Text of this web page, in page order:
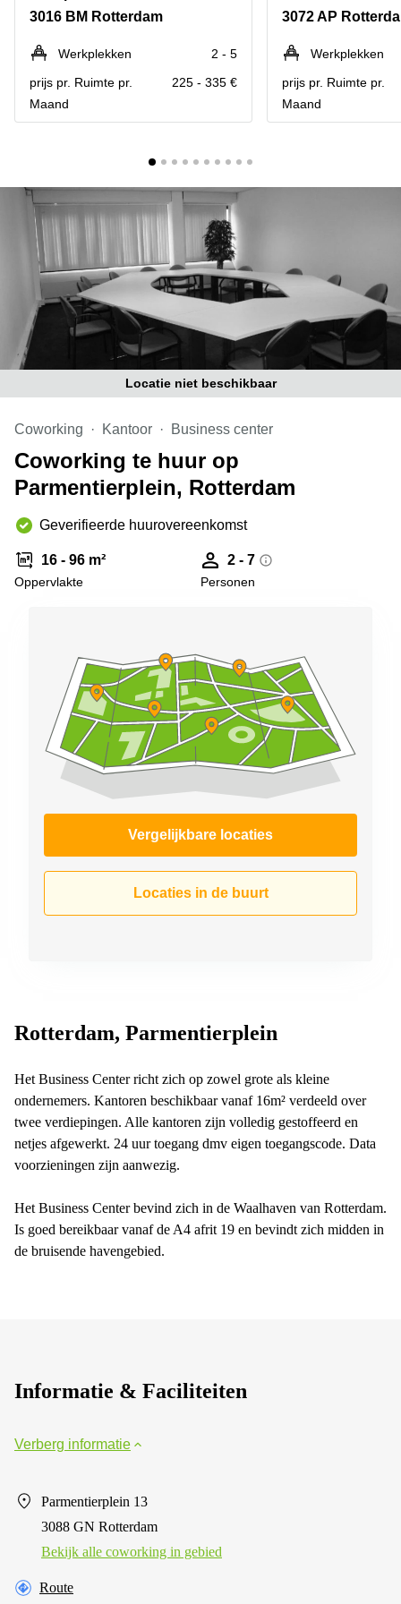
Hengelo
Hilversum
Hoofddorp
Deventer
Tilburg
Zwolle
Amsterdam
Westpoort
Reeuwijk
Business
Arnhem
Business
center
Hilversum
Business
center
Den
Haag
Coworking
space
Breda
Coworking
in Arnhem
Coworking
Hilversum
Coworking
space
Zwolle
Kantoor
Hengelo
Bedrijfsruimte
Huren in
Nijmegen
3016 BM Rotterdam
Werkplekken
2 - 5
prijs pr. Ruimte pr.
Maand
225 - 335 €
3072 AP
Werkplekken
prijs pr. Ruimte pr.
Maand
Locatie niet beschikbaar
Coworking Kantoor Business center
Coworking te huur op
Parmentierplein, Rotterdam
Geverifieerde huurovereenkomst
16 - 96 m²
Oppervlakte
2 - 7
Personen
Vergelijkbare locaties
Locaties in de buurt
Rotterdam, Parmentierplein
Het Business Center richt zich op zowel grote als kleine
ondernemers. Kantoren beschikbaar vanaf 16m² verdeeld over
twee verdiepingen. Alle kantoren zijn volledig gestoffeerd en
netjes afgewerkt. 24 uur toegang dmv eigen toegangscode. Data
voorzieningen zijn aanwezig.
Het Business Center bevind zich in de Waalhaven van Rotterdam.
Is goed bereikbaar vanaf de A4 afrit 19 en bevindt zich midden in
de bruisende havengebied.
Informatie & Faciliteiten
Verberg informatie
Parmentierplein 13
3088 GN Rotterdam
Bekijk alle сoworking in gebied
Route